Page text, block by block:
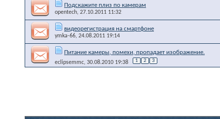
Подскажите плиз по камерам
opentech, 27.10.2011 11:32
видеорегистрация на смартфоне
ymka-66, 24.08.2011 19:14
Питание камеры, помехи, пропадает изображение.
eclipsemmc, 30.08.2010 19:38 1 2 3